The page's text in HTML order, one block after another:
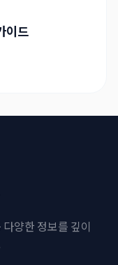
이드
양한 정보를 깊이